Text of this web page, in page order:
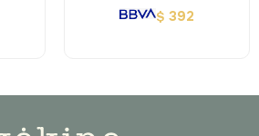
$ 392